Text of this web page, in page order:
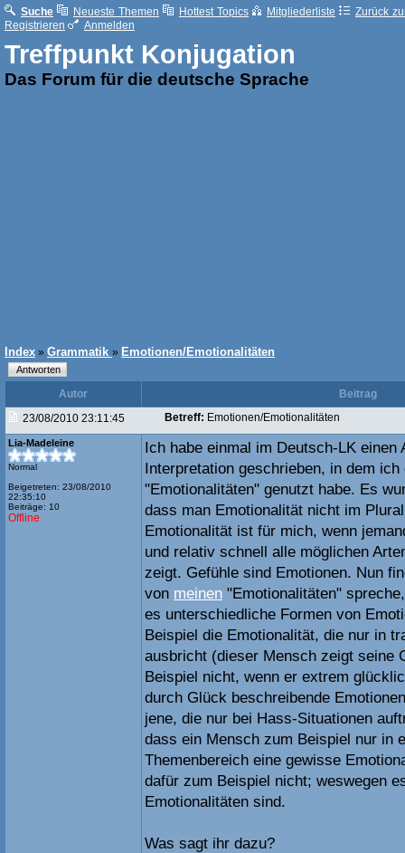
Suche Neueste Themen Hottest Topics Mitgliederliste
Zurück
Registrieren
Anmelden
Treffpunkt Konjugation
Das Forum für die deutsche Sprache
Index » Grammatik » Emotionen/Emotionalitäten
Autor
Beitrag
23/08/2010 23:11:45
Betreff: Emotionen/Emotionalitäten
Lia-Madeleine
Normal
Beigetreten: 23/08/2010
22:35:10
Beiträge: 10
Offline
Ich habe einmal im Deutsch-LK einen
Interpretation geschrieben, in dem ich
"Emotionalitäten" genutzt habe. Es
dass man Emotionalität nicht im
Emotionalität ist für mich, wenn
und relativ schnell alle möglichen
zeigt. Gefühle sind Emotionen. Nun
von meinen "Emotionalitäten"
es unterschiedliche Formen von
Beispiel die Emotionalität, die nur in
ausbricht (dieser Mensch zeigt seine
Beispiel nicht, wenn er extrem
durch Glück beschreibende
jene, die nur bei Hass-Situationen
dass ein Mensch zum Beispiel nur in
Themenbereich eine gewisse
dafür zum Beispiel nicht; weswegen
Emotionalitäten sind.
Was sagt ihr dazu?